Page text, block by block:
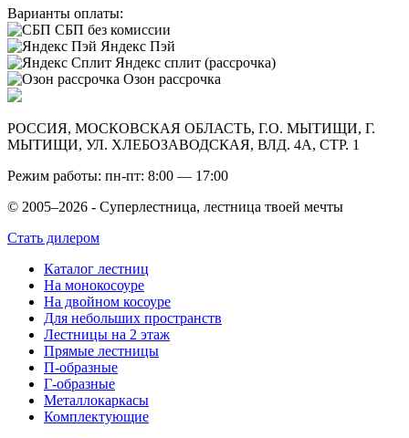
Варианты оплаты:
СБП без комиссии
Яндекс Пэй
Яндекс сплит (рассрочка)
Озон рассрочка
РОССИЯ, МОСКОВСКАЯ ОБЛАСТЬ, Г.О. МЫТИЩИ, Г.
МЫТИЩИ, УЛ. ХЛЕБОЗАВОДСКАЯ, ВЛД. 4А, СТР. 1
Режим работы: пн-пт: 8:00 — 17:00
© 2005–2026 - Суперлестница, лестница твоей мечты
Стать дилером
Каталог лестниц
На монокосоуре
На двойном косоуре
Для небольших пространств
Лестницы на 2 этаж
Прямые лестницы
П-образные
Г-образные
Металлокаркасы
Комплектующие